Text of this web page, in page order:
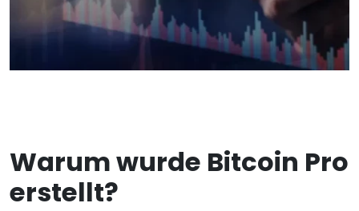
Warum wurde Bitcoin Pro
erstellt?